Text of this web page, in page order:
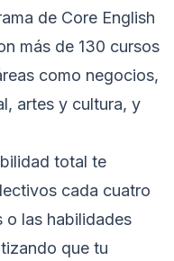
de Core English
más de 130 cursos
como negocios,
artes y cultura, y
total te
cada cuatro
o las habilidades
que tu